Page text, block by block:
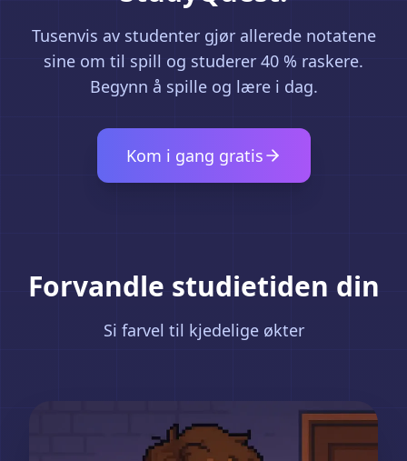
Tusenvis av studenter gjør allerede notatene
sine om til spill og studerer 40 % raskere.
Begynn å spille og lære i dag.
Kom i gang gratis
Forvandle studietiden din
Si farvel til kjedelige økter